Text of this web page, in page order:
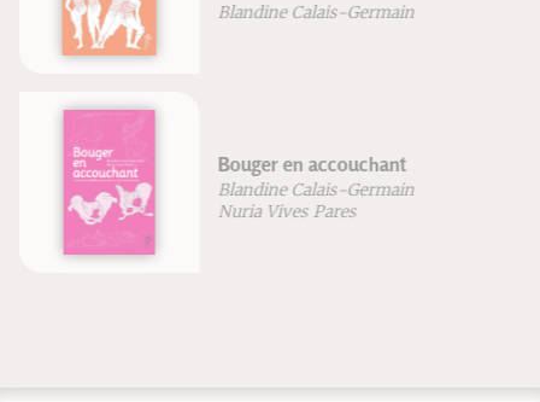
Blandine Calais-Germain
Bouger en accouchant
Blandine Calais-Germain
Nuria Vives Pares